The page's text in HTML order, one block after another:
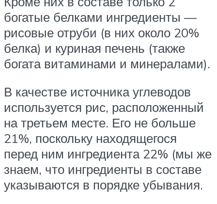
богатые белками ингредиенты —
рисовые отруби (в них около 20%
белка) и куриная печень (также
богата витаминами и минералами).
В качестве источника углеводов
используется рис, расположенный
на третьем месте. Его не больше
21%, поскольку находящегося
перед ним ингредиента 22% (мы же
знаем, что ингредиенты в составе
указываются в порядке убывания.